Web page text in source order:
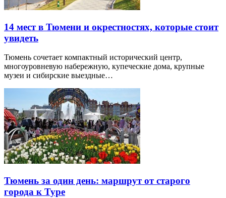
14 мест в Тюмени и окрестностях, которые стоит
увидеть
Тюмень сочетает компактный исторический центр,
многоуровневую набережную, купеческие дома, крупные
музеи и сибирские выездные…
Тюмень за один день: маршрут от старого
города к Туре